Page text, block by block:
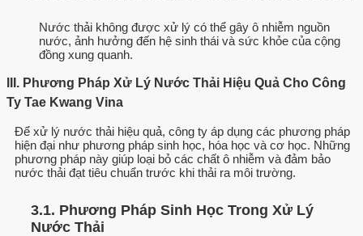
Nước thải không được xử lý có thể gây ô nhiễm nguồn
nước, ảnh hưởng đến hệ sinh thái và sức khỏe của cộng
đồng xung quanh.
III. Phương Pháp Xử Lý Nước Thải Hiệu Quả Cho Công
Ty Tae Kwang Vina
Để xử lý nước thải hiệu quả, công ty áp dụng các phương pháp
hiện đại như phương pháp sinh học, hóa học và cơ học. Những
phương pháp này giúp loại bỏ các chất ô nhiễm và đảm bảo
nước thải đạt tiêu chuẩn trước khi thải ra môi trường.
3.1. Phương Pháp Sinh Học Trong Xử Lý
Nước Thải